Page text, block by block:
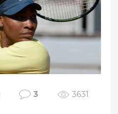
3 3631